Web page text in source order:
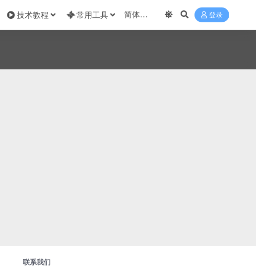
技术教程 常用工具 登录
联系我们